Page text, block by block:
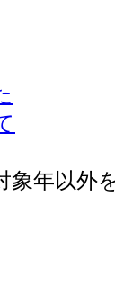
象年以外